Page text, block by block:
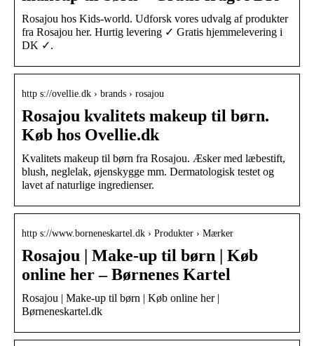
Rosajou hos Kids-world. Udforsk vores udvalg af produkter
fra Rosajou her. Hurtig levering ✓ Gratis hjemmelevering i
DK ✓.
http s://ovellie.dk › brands › rosajou
Rosajou kvalitets makeup til børn.
Køb hos Ovellie.dk
Kvalitets makeup til børn fra Rosajou. Æsker med læbestift,
blush, neglelak, øjenskygge mm. Dermatologisk testet og
lavet af naturlige ingredienser.
http s://www.borneneskartel.dk › Produkter › Mærker
Rosajou | Make-up til børn | Køb
online her – Børnenes Kartel
Rosajou | Make-up til børn | Køb online her |
Børneneskartel.dk